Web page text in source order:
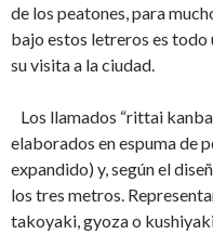
de los peatones, para
bajo estos letreros es todo
su visita a la ciudad.
Los llamados “rittai
elaborados en espuma de
expandido) y, según el
los tres metros.
takoyaki, gyoza o